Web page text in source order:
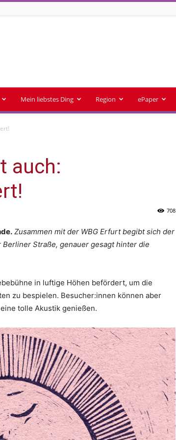
Mein liebstes Ding Region ePaper
auch:
708
Zusammen mit der WBG Erfurt begibt sich der
Straße, genauer gesagt hinter die
in luftige Höhen befördert, um die
zu bespielen. Besucher:innen können aber
tolle Akustik genießen.